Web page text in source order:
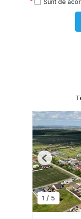
Sunt de
1 / 5
Previous